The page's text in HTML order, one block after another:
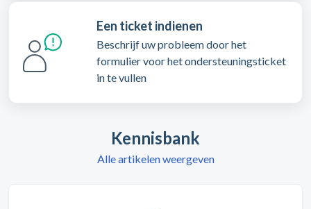
Een ticket indienen
Beschrijf uw probleem door het
formulier voor het ondersteuningsticket
in te vullen
Kennisbank
Alle artikelen weergeven